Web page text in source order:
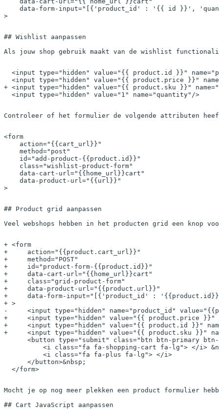
    data-form-input
="[{'product_id' : '{{ id
}}',
>
## Wishlist aanpassen
Als jouw shop gebruik maakt van de wishlist
<input type="hidden" value="{{ product.id }}"
<input type="hidden" value="{{ product.price }}"
+ <input type="hidden" value="{{ product.sku }}"
  <input type="hidden" value="1" name="quantity"/>
Controleer of het formulier de volgende attributen
<form
    action
="{{ cart_url }}"
    method
="post"
    id
="add-product-{{ product . id }}"
    class
="wishlist-product-form"
    data-cart-url
="{{ home_url }}cart"
    data-product-url
="{{ url }}"
>
## Product grid aanpassen
Veel webshops hebben in het producten grid een
+ <form
+     action="{{product.cart_url}}"
+     method="POST"
+     id="product-form-{{product.id}}"
+     data-cart-url="{{home_url}}cart"
+     class="grid-product-form"
+     data-product-url="{{product.url}}"
+     data-form-input="[{'product_id' :
+ >
-     <input type="hidden" name="product_id"
+     <input type="hidden" value="{{ product.price }}"
+     <input type="hidden" value="{{ product.id }}"
+     <input type="hidden" value="{{ product.sku }}"
<button type="submit" class="btn btn-primary
<i class="fa fa-shopping-cart fa-lg"> </i>
          <i class="fa fa-plus fa-lg"> </i>
      </button>&nbsp;
  </form>
Mocht je op nog meer plekken een product formulier
## Cart JavaScript aanpassen